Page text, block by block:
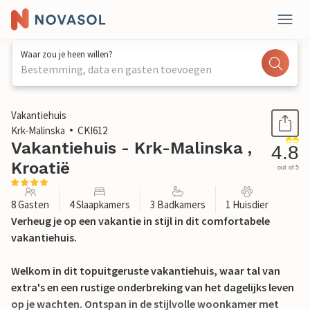
Waar zou je heen willen?
Bestemming, data en gasten toevoegen
1 / 38
Vakantiehuis
Krk-Malinska
CKI612
Vakantiehuis - Krk-Malinska ,
Kroatië
4.8
out of 5
8 Gasten 4 Slaapkamers 3 Badkamers 1 Huisdier
Verheug je op een vakantie in stijl in dit comfortabele
vakantiehuis.
Welkom in dit topuitgeruste vakantiehuis, waar tal van
extra's en een rustige onderbreking van het dagelijks leven
op je wachten. Ontspan in de stijlvolle woonkamer met